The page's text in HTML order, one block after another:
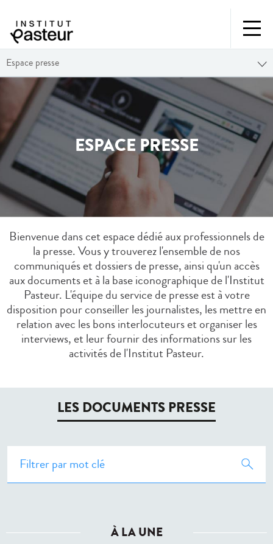
Espace presse
ESPACE PRESSE
Bienvenue dans cet espace dédié aux professionnels de
la presse. Vous y trouverez l'ensemble de nos
communiqués et dossiers de presse, ainsi qu'un accès
aux documents et à la base iconographique de l'Institut
Pasteur. L'équipe du service de presse est à votre
disposition pour conseiller les journalistes, les mettre en
relation avec les bons interlocuteurs et organiser les
interviews, et leur fournir des informations sur les
activités de l'Institut Pasteur.
LES DOCUMENTS PRESSE
À LA UNE